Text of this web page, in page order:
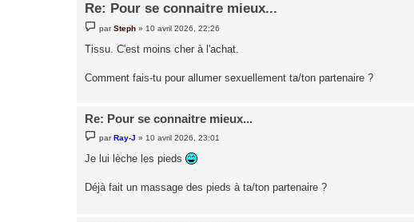
Re: Pour se connaitre mieux...
e
s
e
parSteph » 10 avril 2026, 22:26
Tissu. C'est moins cher à l'achat.
Comment fais-tu pour allumer sexuellement ta/ton partenaire ?
Re: Pour se connaitre mieux...
e
s
s
g
e
parRay-J » 10 avril 2026, 23:01
Je lui lèche les pieds
Déjà fait un massage des pieds à ta/ton partenaire ?